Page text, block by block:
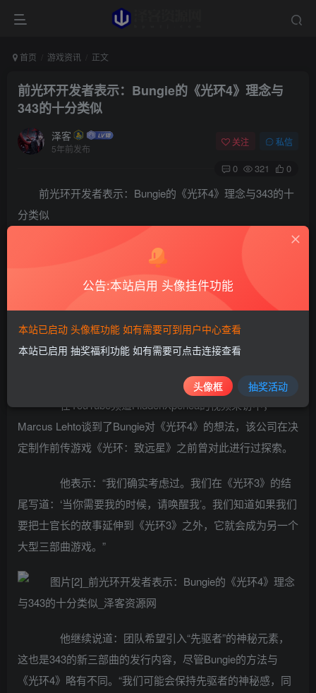
首页 游戏资讯 正文
前光环开发者表示：Bungie的《光环4》理念与
343的十分类似
泽客
5年前发布
关注 私信
0 321 0
前光环开发者表示：Bungie的《光环4》理念与343的十
分类似
Marcus Lehto与Bungie合作开发了《光环》原版游
戏，他最近谈到了Bungie在《光环4》中的一些原创理念，他
解释道，Bungie的理念与343工作室在打造《光环》系列游
戏时所创造的理念并无不同。
在YouTube频道HiddenXperiea的视频采访中，
Marcus Lehto谈到了Bungie对《光环4》的想法，该公司在决
定制作前传游戏《光环：致远星》之前曾对此进行过探索。
他表示：“我们确实考虑过。我们在《光环3》的结
尾写道：‘当你需要我的时候，请唤醒我’。我们知道如果我们
要把士官长的故事延伸到《光环3》之外，它就会成为另一个
大型三部曲游戏。”
他继续说道：团队希望引入“先驱者”的神秘元素，
这也是343的新三部曲的发行内容，尽管Bungie的方法与
《光环4》略有不同。“我们可能会保持先驱者的神秘感，同
公告:本站启用 头像挂件功能
本站已启动 头像框功能 如有需要可到用户中心查看
本站已启用 抽奖福利功能 如有需要可点击连接查看
头像框 抽奖活动